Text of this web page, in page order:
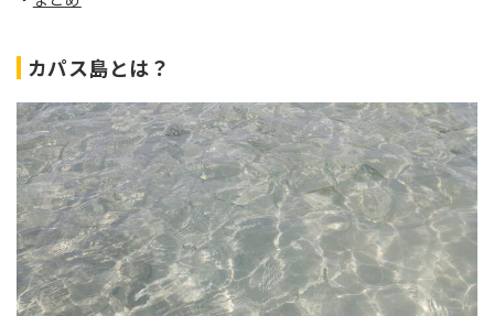
カパス島とは？